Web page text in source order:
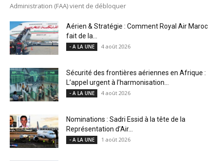
Administration (FAA) vient de débloquer
Aérien & Stratégie : Comment Royal Air Maroc
fait de la...
- A LA UNE 4 août 2026
Sécurité des frontières aériennes en Afrique :
L’appel urgent à l’harmonisation...
- A LA UNE 4 août 2026
Nominations : Sadri Essid à la tête de la
Représentation d’Air...
- A LA UNE 1 août 2026